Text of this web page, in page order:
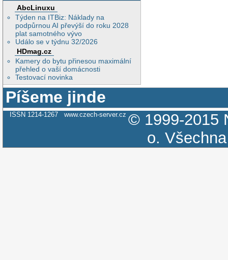
AbcLinuxu
Týden na ITBiz: Náklady na
podpůrnou AI převýší do roku 2028
plat samotného vývo
Událo se v týdnu 32/2026
HDmag.cz
Kamery do bytu přinesou maximální
přehled o vaší domácnosti
Testovací novinka
Píšeme jinde
ISSN 1214-1267 www.czech-server.cz © 1999-2015
o.